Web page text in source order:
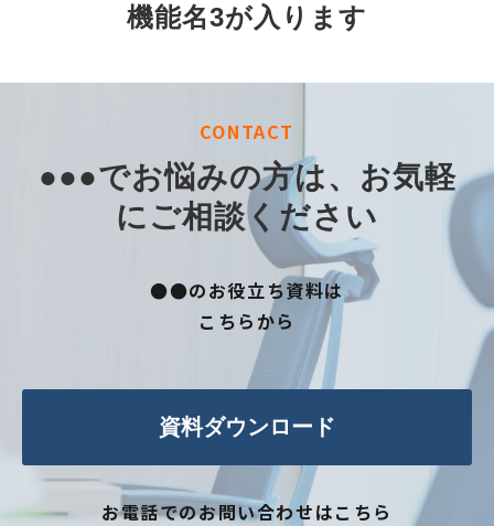
機能名3が入ります
CONTACT
●●●でお悩みの方は、お気軽
にご相談ください
●●のお役立ち資料は
こちらから
資料ダウンロード
お電話でのお問い合わせはこちら